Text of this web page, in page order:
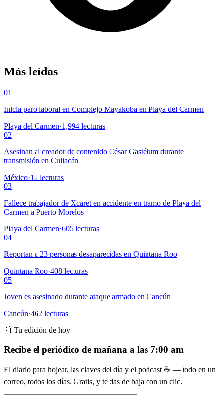
Más leídas
01
Inicia paro laboral en Complejo Mayakoba en Playa del Carmen
Playa del Carmen·1,994 lecturas
02
Asesinan al creador de contenido César Gastélum durante
transmisión en Culiacán
México·12 lecturas
03
Fallece trabajador de Xcaret en accidente en tramo de Playa del
Carmen a Puerto Morelos
Playa del Carmen·605 lecturas
04
Reportan a 23 personas desaparecidas en Quintana Roo
Quintana Roo·408 lecturas
05
Joven es asesinado durante ataque armado en Cancún
Cancún·462 lecturas
📰 Tu edición de hoy
Recibe el periódico de mañana a las 7:00 am
El diario para hojear, las claves del día y el podcast ☕ — todo en un
correo, todos los días. Gratis, y te das de baja con un clic.